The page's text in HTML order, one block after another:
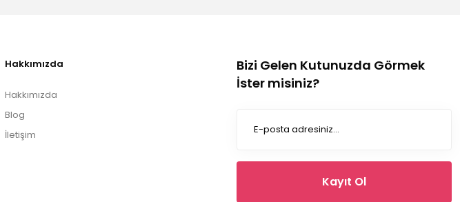
Hakkımızda
Hakkımızda
Blog
İletişim
Bizi Gelen Kutunuzda Görmek
İster misiniz?
Kayıt Ol